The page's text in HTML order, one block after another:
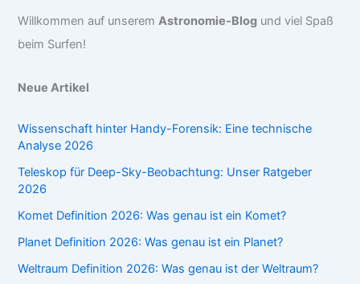
Willkommen auf unseremAstronomie-Blog und viel Spaß
beim Surfen!
Neue Artikel
Wissenschaft hinter Handy-Forensik: Eine technische
Analyse 2026
Teleskop für Deep-Sky-Beobachtung: Unser Ratgeber
2026
Komet Definition 2026: Was genau ist ein Komet?
Planet Definition 2026: Was genau ist ein Planet?
Weltraum Definition 2026: Was genau ist der Weltraum?